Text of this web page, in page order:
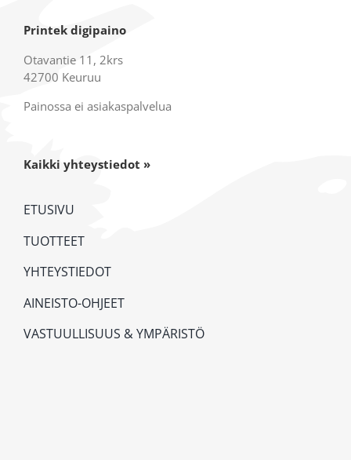
Printek digipaino
Otavantie 11, 2krs
42700 Keuruu
Painossa ei asiakaspalvelua
Kaikki yhteystiedot »
ETUSIVU
TUOTTEET
YHTEYSTIEDOT
AINEISTO-OHJEET
VASTUULLISUUS & YMPÄRISTÖ